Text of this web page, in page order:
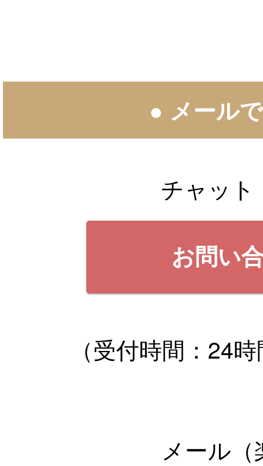
● メール
チャット
お問い
（受付時間：24
メール